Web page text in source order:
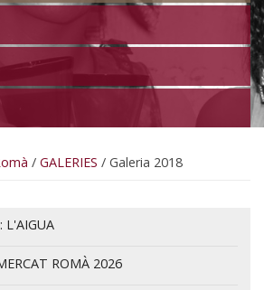
/ GALERIES / Galeria 2018
L'AIGUA
ROMÀ 2026